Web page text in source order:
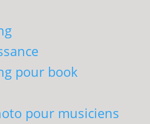
pour book
pour musiciens